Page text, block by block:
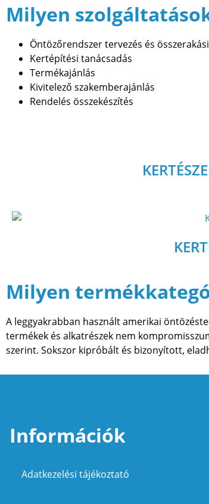
Milyen
Öntözőrendszer tervezés és
Kertépítési tanácsadás
Termékajánlás
Kivitelező szakemberajánlás
Rendelés összekészítés
Milyen
A leggyakrabban használt amerikai
termékek és alkatrészek nem
szerint. Sokszor kipróbált és bizonyított,
Információk
Adatkezelési tájékoztató